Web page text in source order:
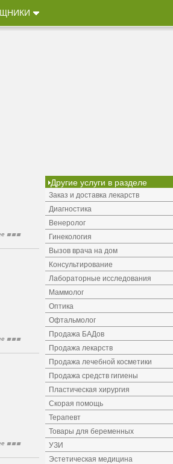
Другие услуги в разделе
Заказ и доставка лекарств
Диагностика
Венеролог
Гинекология
Вызов врача на дом
Консультирование
Лабораторные исследования
Маммолог
Оптика
Офтальмолог
Продажа БАДов
Продажа лекарств
Продажа лечебной косметики
Продажа средств гигиены
Пластическая хирургия
Скорая помощь
Терапевт
Товары для беременных
УЗИ
Эстетическая медицина